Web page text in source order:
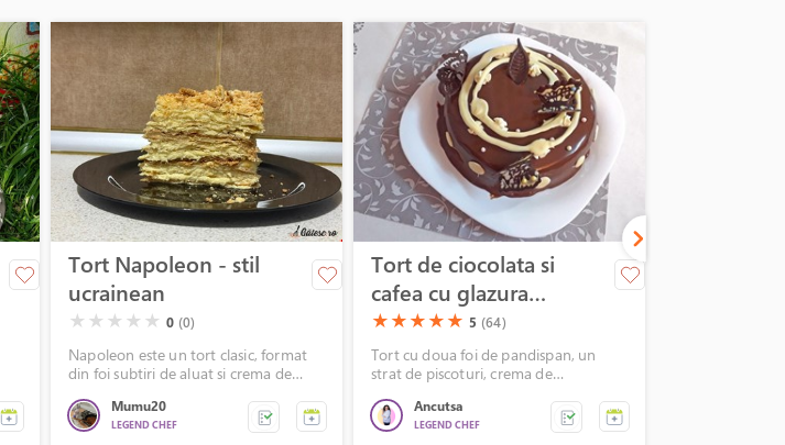
Tort Napoleon - stil
ucrainean
( )
★ ( )
★ ( )
★ ( )
★ ( )
★ 0 (0)
Napoleon este un tort clasic, format
din foi subtiri de aluat si crema de
peste noapte la frigider, astfel foile
absorb crema si devin fragede si
Mumu20
LEGEND CHEF
Tort de ciocolata si
cafea cu glazura
oglinda
(*)
★(*)
★(*)
★(*)
★(*)
★ 5 (64)
Tort cu doua foi de pandispan, un
strat de piscoturi, crema de
ciocolata alba, glazura oglinda din
ciocolata, decorata cu fluturasi de
Ancutsa
LEGEND CHEF